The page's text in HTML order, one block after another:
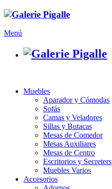
Menú
Muebles
Aparador y Cómodas
Sofás
Camas y Veladores
Sillas y Butacas
Mesas de Comedor
Mesas Auxiliares
Mesas de Centro
Escritorios y Secreters
Muebles Varios
Accesorios